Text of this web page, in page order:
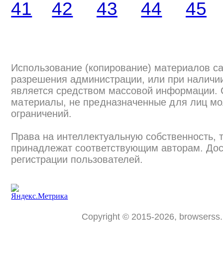
Использование (копирование) материалов
разрешения администрации, или при
является средством массовой информации.
материалы, не предназначенные для лиц
ограничений.
Права на интеллектуальную собственность,
принадлежат соответствующим авторам.
регистрации пользователей.
Copyright © 2015-2026,
41 42 43 44 45